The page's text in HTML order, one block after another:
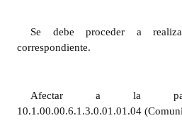
Resoluciones de Presidencia
Antiguos Pobladores
Se debe proceder a
correspondiente.
Afectar a la
10.1.00.00.6.1.3.0.01.01.04